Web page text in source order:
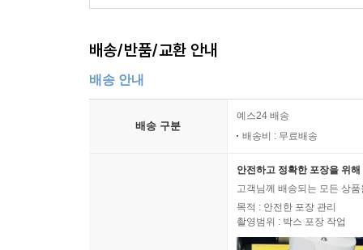
배송/반품/교환 안내
배송 안내
배송 구분
예스24 배송
배송비 : 무료배송
안전하고 정확한 포장을 위
고객님께 배송되는 모든 상
목적 : 안전한 포장 관리
촬영범위 : 박스 포장 작업